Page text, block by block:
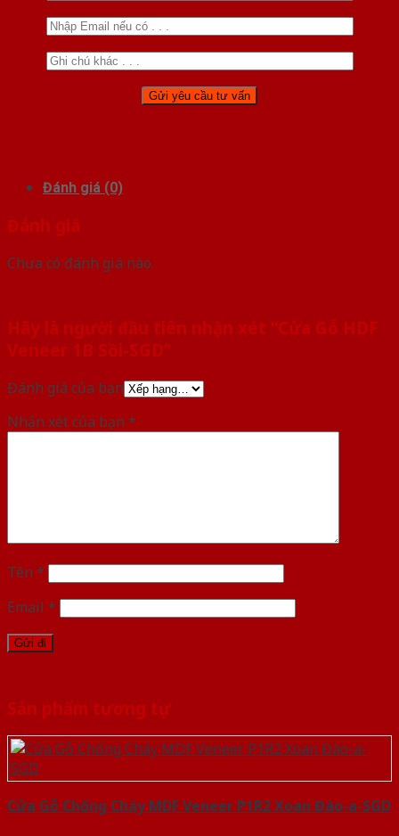
Đánh giá (0)
Đánh giá
Chưa có đánh giá nào.
Hãy là người đầu tiên nhận xét “Cửa Gỗ HDF
Veneer 1B Sồi-SGD”
Đánh giá của bạn
Nhận xét của bạn *
Tên *
Email *
Sản phẩm tương tự
Cửa Gỗ Chống Cháy MDF Veneer P1R2 Xoan Đào-a-SGD